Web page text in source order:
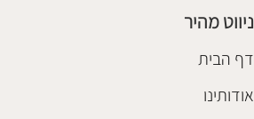
ניווט מהיר
דף הבית
אודותינו